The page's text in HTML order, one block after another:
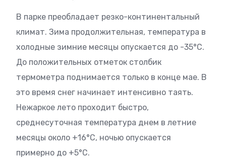
В парке преобладает резко-континентальный
климат. Зима продолжительная, температура в
холодные зимние месяцы опускается до -35°C.
До положительных отметок столбик
термометра поднимается только в конце мае. В
это время снег начинает интенсивно таять.
Нежаркое лето проходит быстро,
среднесуточная температура днем в летние
месяцы около +16°C, ночью опускается
примерно до +5°C.